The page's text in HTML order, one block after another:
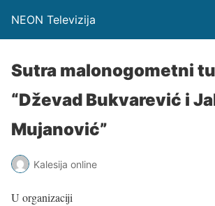
NEON Televizija
Sutra malonogometni
“Dževad Bukvarević i
Mujanović”
Kalesija online
U organizaciji